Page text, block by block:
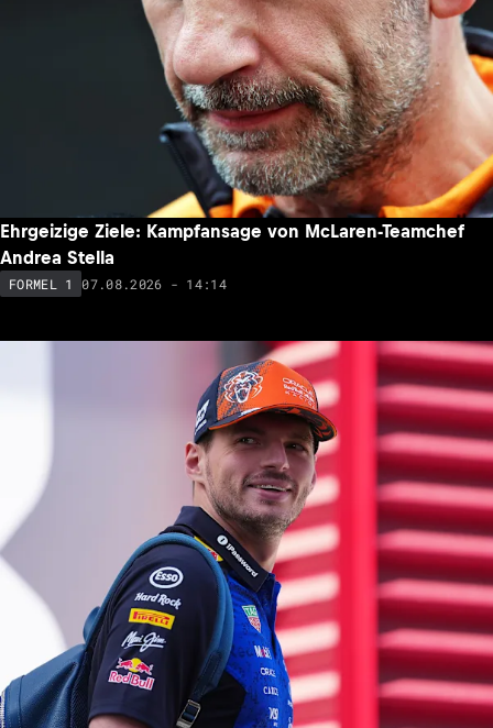
Ehrgeizige Ziele: Kampfansage von McLaren-Teamchef
Andrea Stella
FORMEL 1 07.08.2026 - 14:14